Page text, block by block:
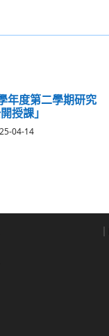
年度第二學期研究
授課」
04-14
｜